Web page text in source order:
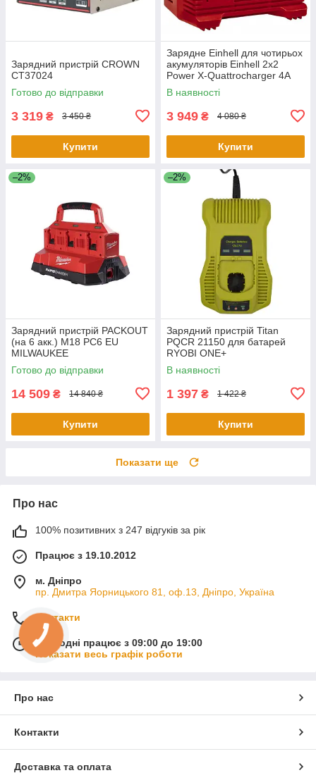
Зарядний пристрій CROWN
CT37024
Готово до відправки
3 319 ₴ 3 450 ₴
Купити
Зарядне Einhell для чотирьох
акумуляторів Einhell 2x2
Power X-Quattrocharger 4А
В наявності
3 949 ₴ 4 080 ₴
Купити
–2%
Зарядний пристрій PACKOUT
(на 6 акк.) M18 PC6 EU
MILWAUKEE
Готово до відправки
14 509 ₴ 14 840 ₴
Купити
–2%
Зарядний пристрій Titan
PQCR 21150 для батарей
RYOBI ONE+
В наявності
1 397 ₴ 1 422 ₴
Купити
Показати ще
Про нас
100% позитивних з 247 відгуків за рік
Працює з 19.10.2012
м. Дніпро
пр. Дмитра Яорницького 81, оф.13, Дніпро, Україна
Контакти
Сьогодні працює з 09:00 до 19:00
Показати весь графік роботи
Про нас
Контакти
Доставка та оплата